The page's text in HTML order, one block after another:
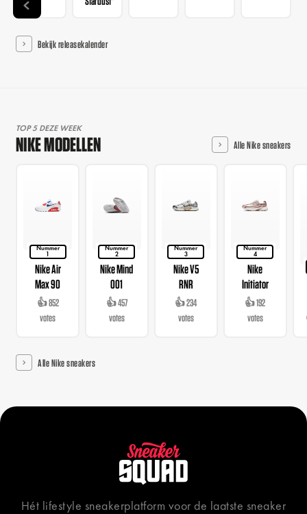
Bekijk releasekalender
TOP 5 DEZE WEEK
NIKE MODELLEN Alle Nike sneakers
Nummer
1
Nike Air
Max 90
👍 852
votes
Nummer
2
Nike Mind
001
👍 457
votes
Nummer
3
Nike V5
RNR
👍 234
votes
Nummer
4
Nike
Initiator
👍 192
votes
Alle Nike sneakers
Hét lifestyle sneakerplatform voor de laatste sneaker